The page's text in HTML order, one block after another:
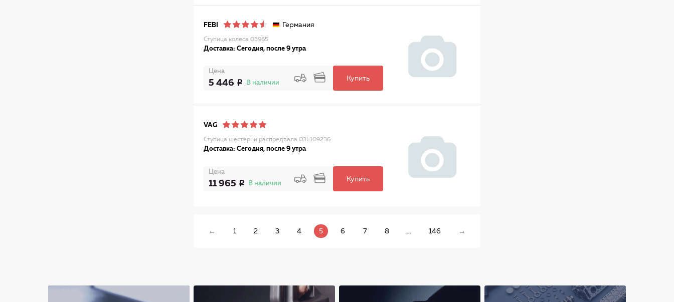
FEBI Германия
Ступица колеса 03965
Доставка: Сегодня, после 9 утра
Цена
5 446 В наличии
Купить
VAG
Ступица шестерни распредвала 03L109236
Доставка: Сегодня, после 9 утра
Цена
11 965 В наличии
Купить
← 1 2 3 4 5 6 7 8 ... 146 →